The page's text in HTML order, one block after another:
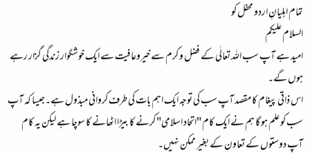
تمام اہلیانِ اردو محفل کو
السلام علیکم
امید ہے آپ سب اللہ تعالٰی کے فضل و کرم سے خیروعافیت سے ایک خوشگوار زندگی گزار رہے
ہوں گے۔
اس ذاتی پیغام کا مقصد آپ سب کی توجہ ایک اہم بات کی طرف کروانی مبذول ہے۔جیسا کہ آپ
سب کو علم ہو گا ہم نے ایک کام "اتحاد اسلامی" کرنے کا بیڑا اٹھانے کا سوچا ہے لیکن یہ کام
آپ دوستوں کے تعاون کے بغیر ممکن نہیں۔